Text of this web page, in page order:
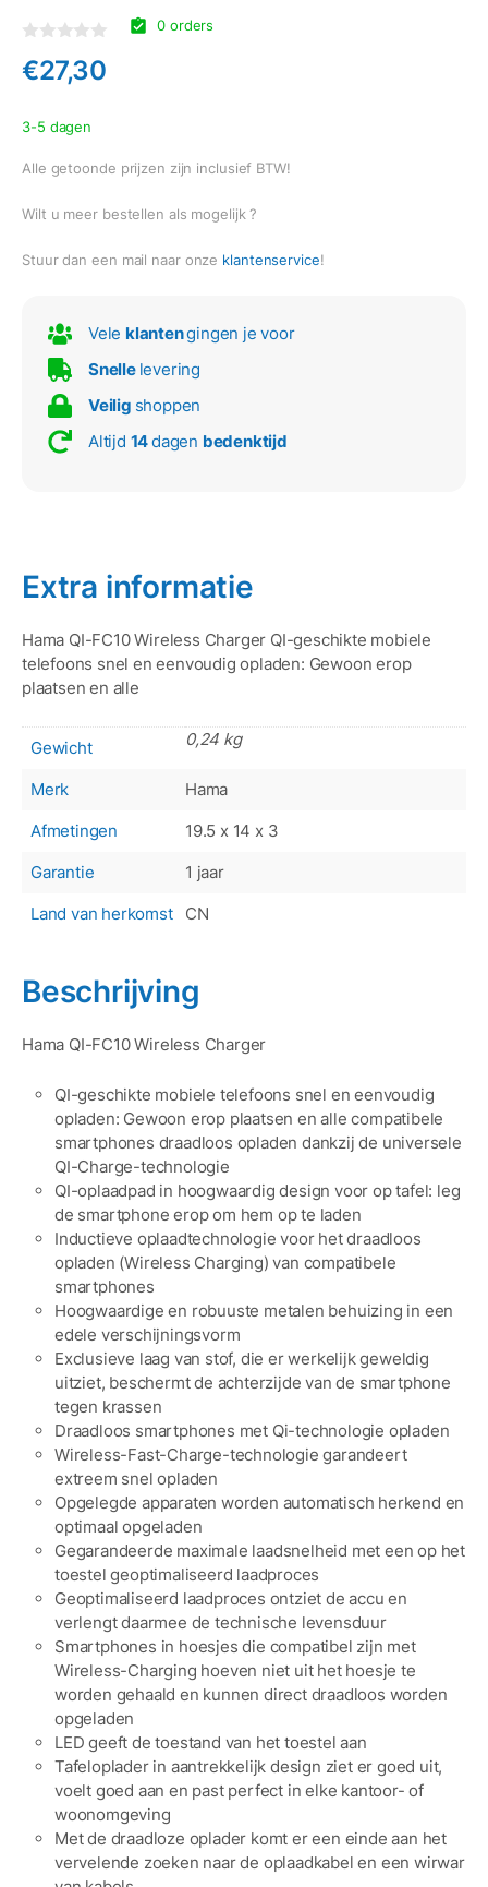
0
uit
0 orders
€27,30
3-5 dagen
Alle getoonde prijzen zijn inclusief BTW!
Wilt u meer bestellen als mogelijk ?
Stuur dan een mail naar onze klantenservice!
Vele klantengingen je voor
Snelle levering
Veilig shoppen
Altijd 14dagen bedenktijd
Extra informatie
Hama QI-FC10 Wireless Charger QI-geschikte mobiele
telefoons snel en eenvoudig opladen: Gewoon erop
plaatsen en alle
Gewicht 0,24 kg
Merk
Hama
Afmetingen
19.5 x 14 x 3
Garantie
1 jaar
Land van herkomst
CN
Beschrijving
Hama QI-FC10 Wireless Charger
QI-geschikte mobiele telefoons snel en eenvoudig
opladen: Gewoon erop plaatsen en alle compatibele
smartphones draadloos opladen dankzij de universele
QI-Charge-technologie
QI-oplaadpad in hoogwaardig design voor op tafel: leg
de smartphone erop om hem op te laden
Inductieve oplaadtechnologie voor het draadloos
opladen (Wireless Charging) van compatibele
smartphones
Hoogwaardige en robuuste metalen behuizing in een
edele verschijningsvorm
Exclusieve laag van stof, die er werkelijk geweldig
uitziet, beschermt de achterzijde van de smartphone
tegen krassen
Draadloos smartphones met Qi-technologie opladen
Wireless-Fast-Charge-technologie garandeert
extreem snel opladen
Opgelegde apparaten worden automatisch herkend en
optimaal opgeladen
Gegarandeerde maximale laadsnelheid met een op het
toestel geoptimaliseerd laadproces
Geoptimaliseerd laadproces ontziet de accu en
verlengt daarmee de technische levensduur
Smartphones in hoesjes die compatibel zijn met
Wireless-Charging hoeven niet uit het hoesje te
worden gehaald en kunnen direct draadloos worden
opgeladen
LED geeft de toestand van het toestel aan
Tafeloplader in aantrekkelijk design ziet er goed uit,
voelt goed aan en past perfect in elke kantoor- of
woonomgeving
Met de draadloze oplader komt er een einde aan het
vervelende zoeken naar de oplaadkabel en een wirwar